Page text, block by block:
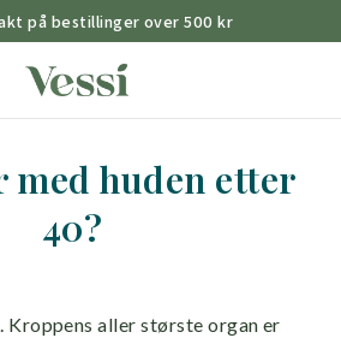
på bestillinger over 500 kr
med huden etter
40?
Kroppens aller største organ er